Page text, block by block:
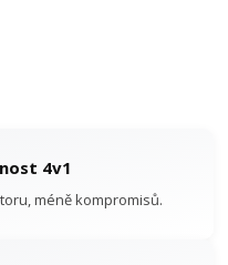
4v1
méně kompromisů.